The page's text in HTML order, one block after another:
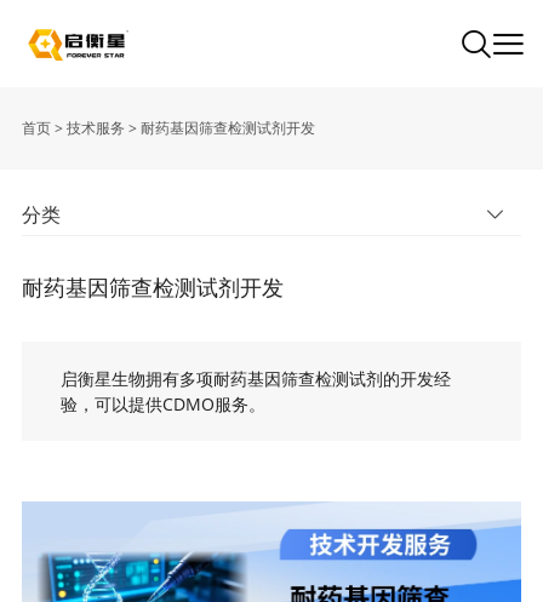
首页> 技术服务 > 耐药基因筛查检测试剂开发
分类
耐药基因筛查检测试剂开发
启衡星生物拥有多项耐药基因筛查检测试剂的开发经
验，可以提供CDMO服务。